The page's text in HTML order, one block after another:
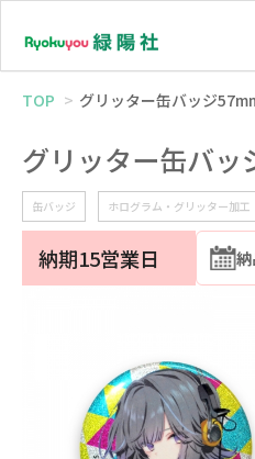
TOP グリッター缶バッジ
グリッター缶バッ
缶バッジ ホログラム・グリッター加工
納期15営業日